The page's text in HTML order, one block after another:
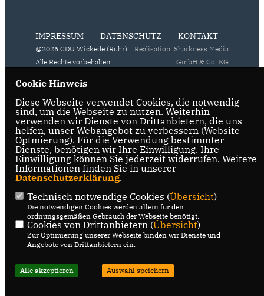
IMPRESSUM DATENSCHUTZ KONTAKT
@2026 CDU Wickede (Ruhr)
Alle Rechte vorbehalten.
Realisation: Sharkness Media
GmbH & Co. KG
Cookie Hinweis
Diese Webseite verwendet Cookies, die notwendig
sind, um die Webseite zu nutzen. Weiterhin
verwenden wir Dienste von Drittanbietern, die uns
helfen, unser Webangebot zu verbessern (Website-
Optmierung). Für die Verwendung bestimmter
Dienste, benötigen wir Ihre Einwilligung. Ihre
Einwilligung können Sie jederzeit widerrufen. Weitere
Informationen finden Sie in unserer
Datenschutzerklärung.
Technisch notwendige Cookies (Übersicht)
Die notwendigen Cookies werden allein für den
ordnungsgemäßen Gebrauch der Webseite benötigt.
Cookies von Drittanbietern (Übersicht)
Zur Optimierung unserer Webseite binden wir Dienste und
Angebote von Drittanbietern ein.
Alle akzeptieren Auswahl speichern